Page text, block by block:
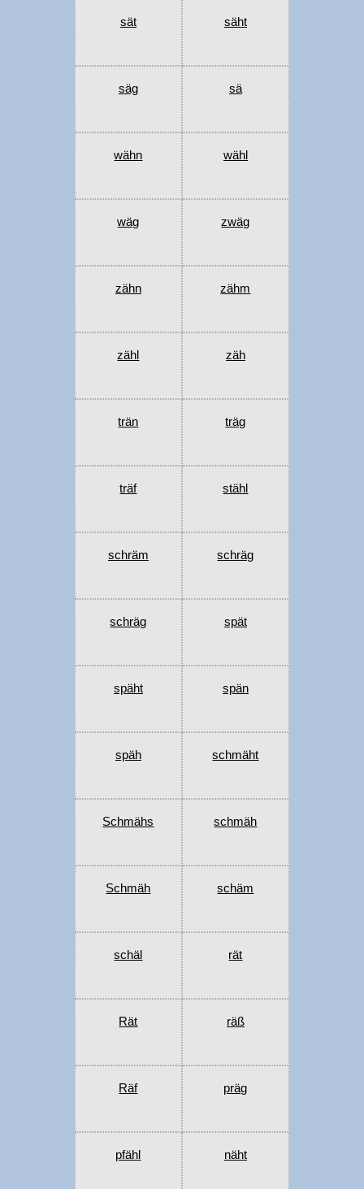
sät säht
säg sä
wähn wähl
wäg zwäg
zähn zähm
zähl zäh
trän träg
träf stähl
schräm schräg
schräg spät
späht spän
späh schmäht
Schmähs schmäh
Schmäh schäm
schäl rät
Rät räß
Räf präg
pfähl näht